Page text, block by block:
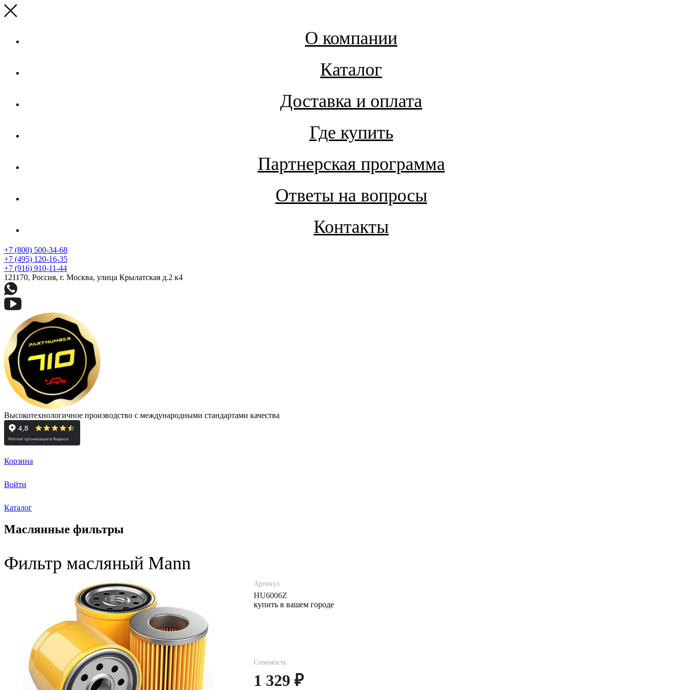
О компании
Каталог
Доставка и оплата
Где купить
Партнерская программа
Ответы на вопросы
Контакты
+7 (800) 500-34-68
+7 (495) 120-16-35
+7 (916) 910-11-44
121170, Россия, г. Москва, улица Крылатская д.2 к4
Высокотехнологичное производство с международными стандартами качества
Корзина
Войти
Каталог
Маслянные фильтры
Фильтр масляный Mann
Артикул
HU6006Z
купить в вашем городе
Стоимость
1 329 ₽